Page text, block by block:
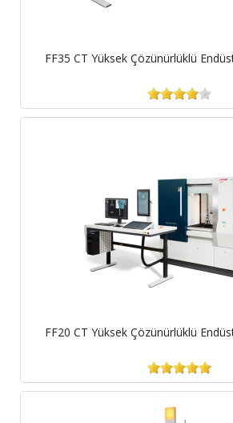
FF35 CT Yüksek Çözünürlüklü
FF20 CT Yüksek Çözünürlüklü